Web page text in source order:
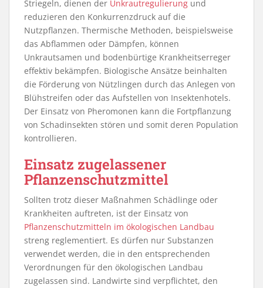
Striegeln, dienen der Unkrautregulierung und
reduzieren den Konkurrenzdruck auf die
Nutzpflanzen. Thermische Methoden, beispielsweise
das Abflammen oder Dämpfen, können
Unkrautsamen und bodenbürtige Krankheitserreger
effektiv bekämpfen. Biologische Ansätze beinhalten
die Förderung von Nützlingen durch das Anlegen von
Blühstreifen oder das Aufstellen von Insektenhotels.
Der Einsatz von Pheromonen kann die Fortpflanzung
von Schadinsekten stören und somit deren Population
kontrollieren.
Einsatz zugelassener
Pflanzenschutzmittel
Sollten trotz dieser Maßnahmen Schädlinge oder
Krankheiten auftreten, ist der Einsatz von
Pflanzenschutzmitteln im ökologischen Landbau
streng reglementiert. Es dürfen nur Substanzen
verwendet werden, die in den entsprechenden
Verordnungen für den ökologischen Landbau
zugelassen sind. Landwirte sind verpflichtet, den